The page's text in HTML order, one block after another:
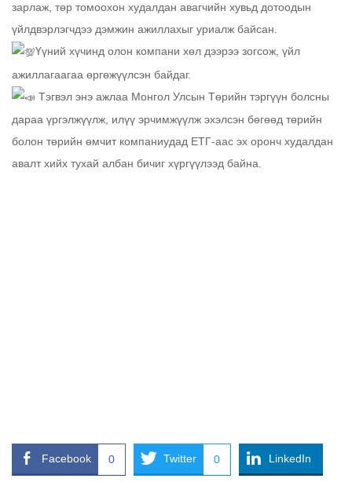
зарлаж, төр томоохон худалдан авагчийн хувьд дотоодын
үйлдвэрлэгчдээ дэмжин ажиллахыг уриалж байсан.
Үүний хүчинд олон компани хөл дээрээ зогсож, үйл
ажиллагаагаа өргөжүүлсэн байдаг.
Тэгвэл энэ ажлаа Монгол Улсын Төрийн тэргүүн болсны
дараа үргэлжүүлж, илүү эрчимжүүлж эхэлсэн бөгөөд төрийн
болон төрийн өмчит компаниудад ЕТГ-аас эх оронч худалдан
авалт хийх тухай албан бичиг хүргүүлээд байна.
Facebook 0 Twitter 0 LinkedIn